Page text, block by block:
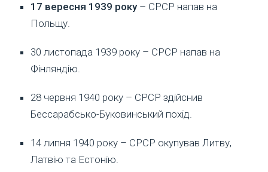
17 вересня 1939 року – СРСР напав на
Польщу.
30 листопада 1939 року – СРСР напав на
Фінляндію.
28 червня 1940 року – СРСР здійснив
Бессарабсько-Буковинський похід.
14 липня 1940 року – СРСР окупував Литву,
Латвію та Естонію.